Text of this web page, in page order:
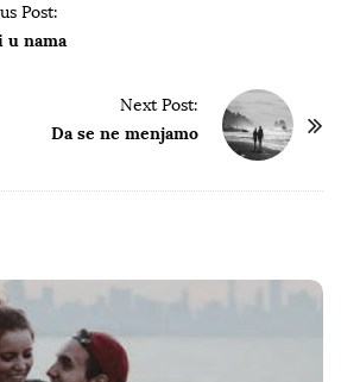
Post:
u nama
Next Post:
Da se ne menjamo